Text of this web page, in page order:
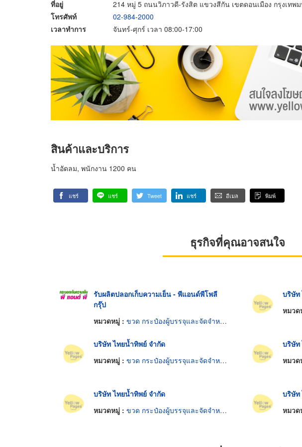
ที่อยู่
214 หมู่ 5 ถนนวิภาวดี-รังสิต แขวงสีกัน เขตดอนเมือง กรุงเทพ
โทรศัพท์
02-984-2000
เวลาทำการ
จันทร์-ศุกร์ เวลา 08:00-17:00
สินค้าและบริการ
น้ำอัดลม, พนักงาน 1200 คน
แชร์ แชร์ Tweet แชร์ อีเมล พิมพ์
ธุรกิจที่คุณอาจสนใจ
รับผลิตปลอกเก็บความเย็น - พีแอนด์พีโพลี
กรุ๊ป
หมวดหมู่ : ขวด กระป๋องผู้บรรจุและจัดจำหน่ายเครื่องดื่ม
บริษัท
หมวด
บริษัท ไทยน้ำทิพย์ จำกัด
หมวดหมู่ : ขวด กระป๋องผู้บรรจุและจัดจำหน่ายเครื่องดื่ม
บริษัท
หมวด
บริษัท ไทยน้ำทิพย์ จำกัด
หมวดหมู่ : ขวด กระป๋องผู้บรรจุและจัดจำหน่ายเครื่องดื่ม
บริษัท
หมวด